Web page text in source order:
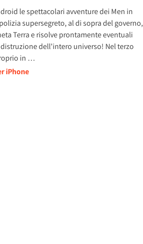
le spettacolari avventure dei Men in
supersegreto, al di sopra del governo,
Terra e risolve prontamente eventuali
dell'intero universo! Nel terzo
in …
iPhone